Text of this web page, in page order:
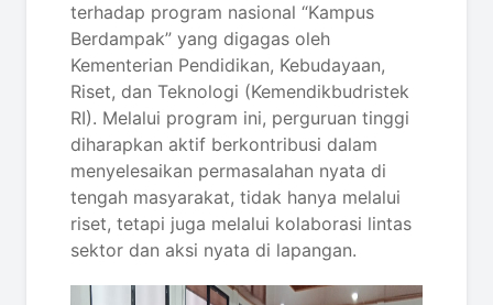
terhadap program nasional “Kampus
Berdampak” yang digagas oleh
Kementerian Pendidikan, Kebudayaan,
Riset, dan Teknologi (Kemendikbudristek
RI). Melalui program ini, perguruan tinggi
diharapkan aktif berkontribusi dalam
menyelesaikan permasalahan nyata di
tengah masyarakat, tidak hanya melalui
riset, tetapi juga melalui kolaborasi lintas
sektor dan aksi nyata di lapangan.